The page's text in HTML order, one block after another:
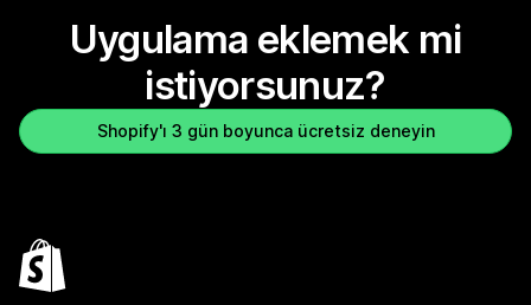
Uygulama eklemek mi
istiyorsunuz?
Shopify'ı 3 gün boyunca ücretsiz deneyin